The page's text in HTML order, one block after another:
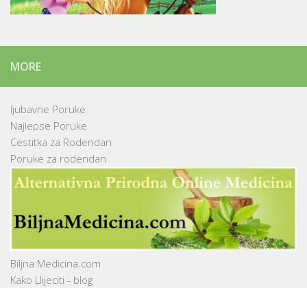
MORE
ljubavne Poruke
Najlepse Poruke
Cestitka za Rodendan
Poruke za rodendan
Biljna Medicina.com
Kako Llijeciti - blog